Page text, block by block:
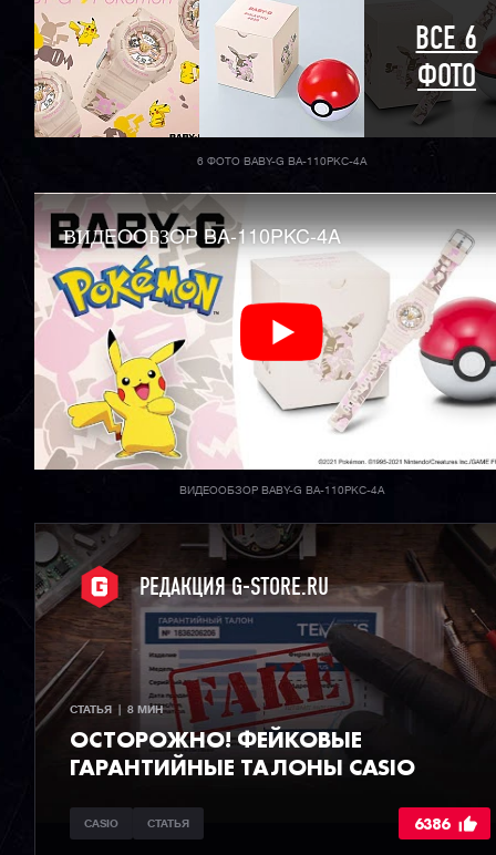
ВСЕ 6
ФОТО
6 ФОТО BABY-G BA-110PKC-4A
ВИДEOOБЗOP BA-110PKC-4A
ВИДЕООБЗОР BABY-G BA-110PKC-4A
РЕДАКЦИЯ G-STORE.RU
СТАТЬЯ  |  8 МИН
ОСТОРОЖНО! ФЕЙКОВЫЕ
ГАРАНТИЙНЫЕ ТАЛОНЫ CASIO
CASIO СТАТЬЯ 6386